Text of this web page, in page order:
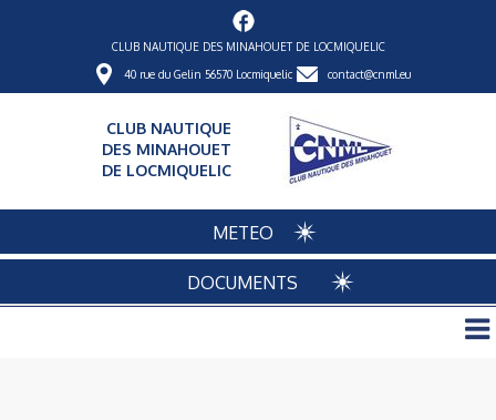
CLUB NAUTIQUE DES MINAHOUET DE LOCMIQUELIC
40 rue du Gelin 56570 Locmiquelic contact@cnml.eu
CLUB NAUTIQUE
DES MINAHOUET
DE LOCMIQUELIC
METEO
DOCUMENTS